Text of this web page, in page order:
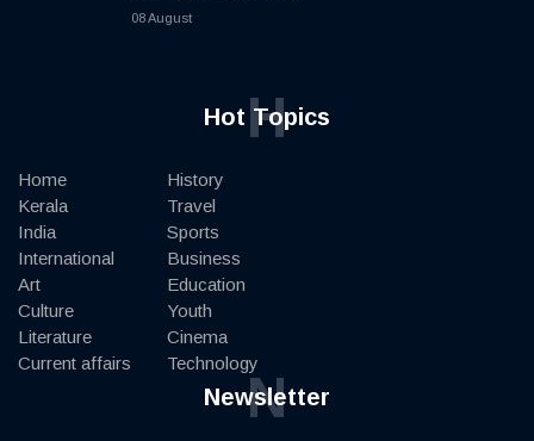
08 August
Hot Topics
H
Home
Kerala
India
International
Art
Culture
Literature
Current affairs
History
Travel
Sports
Business
Education
Youth
Cinema
Technology
Newsletter
N